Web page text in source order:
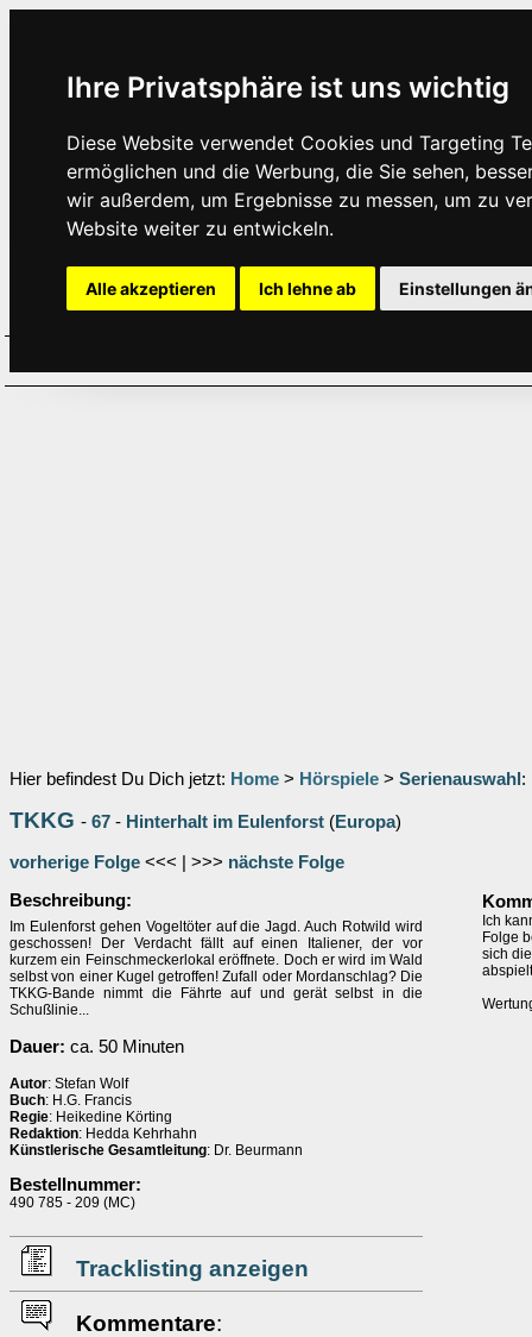
Ihre Privatsphäre ist uns wichtig
Diese Website verwendet Cookies und Targeting
ermöglichen und die Werbung, die Sie sehen,
wir außerdem, um Ergebnisse zu messen, um zu
Website weiter zu entwickeln.
Alle akzeptieren Ich lehne ab Einstellungen
Hier befindest Du Dich jetzt: Home > Hörspiele > Serienauswahl :
TKKG - 67 - Hinterhalt im Eulenforst (Europa)
vorherige Folge <<< | >>> nächste Folge
Beschreibung:
Im Eulenforst gehen Vogeltöter auf die Jagd. Auch Rotwild wird
geschossen! Der Verdacht fällt auf einen Italiener, der vor
kurzem ein Feinschmeckerlokal eröffnete. Doch er wird im Wald
selbst von einer Kugel getroffen! Zufall oder Mordanschlag? Die
TKKG-Bande nimmt die Fährte auf und gerät selbst in die
Schußlinie...
Dauer: ca. 50 Minuten
Autor: Stefan Wolf
Buch: H.G. Francis
Regie: Heikedine Körting
Redaktion: Hedda Kehrhahn
Künstlerische Gesamtleitung: Dr. Beurmann
Bestellnummer:
490 785 - 209 (MC)
Tracklisting anzeigen
Kommentare:
Ich
Folge
sich